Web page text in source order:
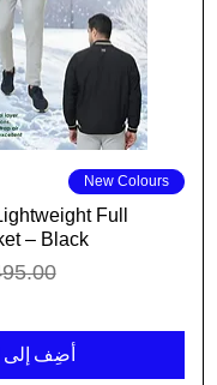
New Colours
Full
– Black
سعر‏2,495.00 ₹
أضِف إلى